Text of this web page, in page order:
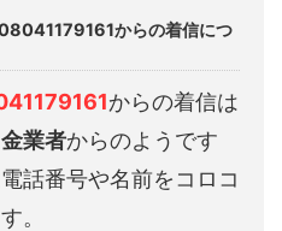
からの着信につ
からの着信は
業者からのようです
話番号や名前をコロコ
。